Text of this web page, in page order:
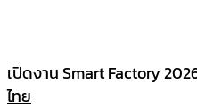
เปิดงาน Smart Factory
ไทย